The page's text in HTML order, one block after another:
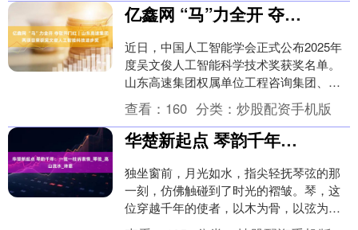
亿鑫网 “马”力全开 夺取开门红｜山东高速集团两项目荣获吴文俊人工智能科技进步奖
近日，中国人工智能学会正式公布2025年
度吴文俊人工智能科学技术奖获奖名单。
山东高速集团权属单位工程咨询集团、地
纬智能参与的两个项目，双双荣获2025年
度吴文俊....
查看： 160 分类： 炒股配资手机版
华楚新起点 琴韵千年：一弦一柱诉衷情_琴弦_高山流水_诗意
独坐窗前，月光如水，指尖轻抚琴弦的那
一刻，仿佛触碰到了时光的褶皱。琴，这
位穿越千年的使者，以木为骨，以弦为
声，静默地承载着中国人最深沉的情感密